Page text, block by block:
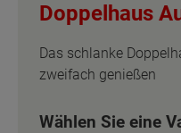
Doppelhaus
Das schlanke
zweifach genießen
Wählen Sie eine